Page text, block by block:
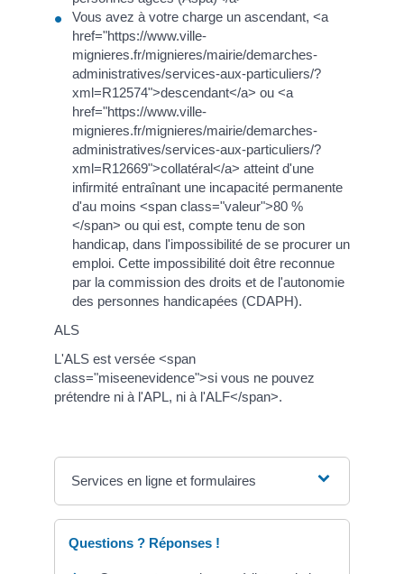
Vous avez à votre charge un ascendant, <a
href="https://www.ville-
mignieres.fr/mignieres/mairie/demarches-
administratives/services-aux-particuliers/?
xml=R12574">descendant</a> ou <a
href="https://www.ville-
mignieres.fr/mignieres/mairie/demarches-
administratives/services-aux-particuliers/?
xml=R12669">collatéral</a> atteint d'une
infirmité entraînant une incapacité permanente
d'au moins <span class="valeur">80 %
</span> ou qui est, compte tenu de son
handicap, dans l'impossibilité de se procurer un
emploi. Cette impossibilité doit être reconnue
par la commission des droits et de l'autonomie
des personnes handicapées (CDAPH).
ALS
L'ALS est versée <span
class="miseenevidence">si vous ne pouvez
prétendre ni à l'APL, ni à l'ALF</span>.
Services en ligne et formulaires
Questions ? Réponses !